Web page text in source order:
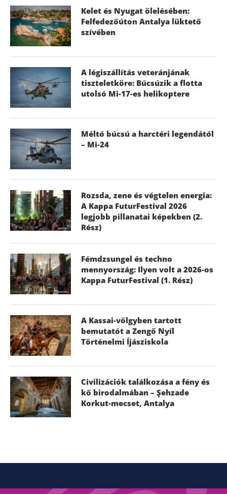
Kelet és Nyugat ölelésében:
Felfedezőúton Antalya lüktető
szívében
A légiszállítás veteránjának
tiszteletköre: Búcsúzik a flotta
utolsó Mi-17-es helikoptere
Méltó búcsú a harctéri legendától
– Mi-24
Rozsda, zene és végtelen energia:
A Kappa FuturFestival 2026
legjobb pillanatai képekben (2.
Rész)
Fémdzsungel és techno
mennyország: Ilyen volt a 2026-os
Kappa FuturFestival (1. Rész)
A Kassai-völgyben tartott
bemutatót a Zengő Nyíl
Történelmi Íjásziskola
Civilizációk találkozása a fény és
kő birodalmában – Şehzade
Korkut-mecset, Antalya